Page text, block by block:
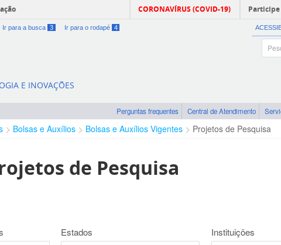
CORONAVÍRUS (COVID-19) Participe
Ir para a busca 3 Ir para o rodapé 4
E INOVAÇÕES
Perguntas frequentes Central de Atendimento
Bolsas e Auxílios Bolsas e Auxílios Vigentes Projetos de Pesquisa
de Pesquisa
Estados Instituições